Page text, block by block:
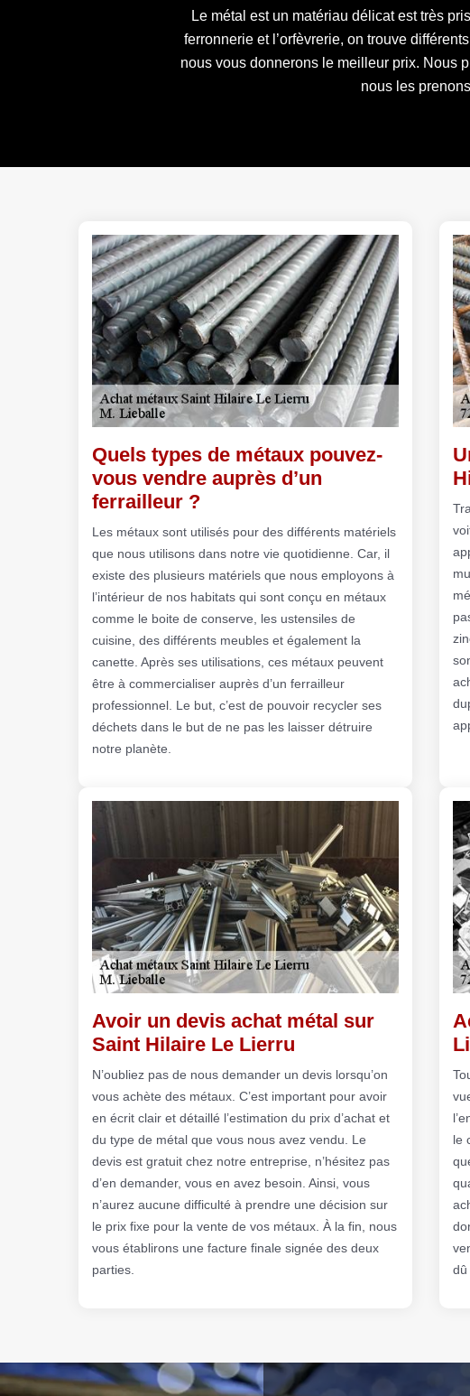
Le métal est un matériau délicat est très
ferronnerie et l’orfèvrerie, on trouve
nous vous donnerons le meilleur prix. Nous
nous les
Quels types de métaux pouvez-
vous vendre auprès d’un
ferrailleur ?
Les métaux sont utilisés pour des différents matériels
que nous utilisons dans notre vie quotidienne. Car, il
existe des plusieurs matériels que nous employons à
l’intérieur de nos habitats qui sont conçu en métaux
comme le boite de conserve, les ustensiles de
cuisine, des différents meubles et également la
canette. Après ses utilisations, ces métaux peuvent
être à commercialiser auprès d’un ferrailleur
professionnel. Le but, c’est de pouvoir recycler ses
déchets dans le but de ne pas les laisser détruire
notre planète.
Avoir un devis achat métal sur
Saint Hilaire Le Lierru
N’oubliez pas de nous demander un devis lorsqu’on
vous achète des métaux. C’est important pour avoir
en écrit clair et détaillé l’estimation du prix d’achat et
du type de métal que vous nous avez vendu. Le
devis est gratuit chez notre entreprise, n’hésitez pas
d’en demander, vous en avez besoin. Ainsi, vous
n’aurez aucune difficulté à prendre une décision sur
le prix fixe pour la vente de vos métaux. À la fin, nous
vous établirons une facture finale signée des deux
parties.
le
dû